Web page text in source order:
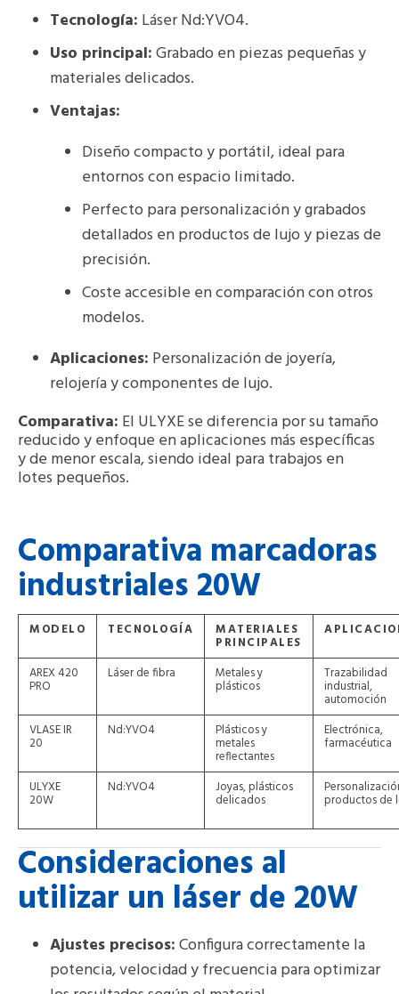
Tecnología: Láser Nd:YVO4.
Uso principal:Grabado en piezas pequeñas y
materiales delicados.
Ventajas:
Diseño compacto y portátil, ideal para
entornos con espacio limitado.
Perfecto para personalización y grabados
detallados en productos de lujo y piezas de
precisión.
Coste accesible en comparación con otros
modelos.
Aplicaciones: Personalización de joyería,
relojería y componentes de lujo.
Comparativa: El ULYXE se diferencia por su tamaño
reducido y enfoque en aplicaciones más específicas
y de menor escala, siendo ideal para trabajos en
lotes pequeños.
Comparativa marcadoras
industriales 20W
MODELO TECNOLOGÍA MATERIALES
PRINCIPALES
AREX 420
PRO
Láser de fibra Metales y
plásticos
Trazabilidad
industrial,
automoción
VLASE IR
20
Nd:YVO4 Plásticos y
metales
reflectantes
Electrónica,
farmacéutica
ULYXE
20W
Nd:YVO4 Joyas, plásticos
delicados productos de
Consideraciones al
utilizar un láser de 20W
Ajustes precisos:Configura correctamente la
potencia, velocidad y frecuencia para optimizar